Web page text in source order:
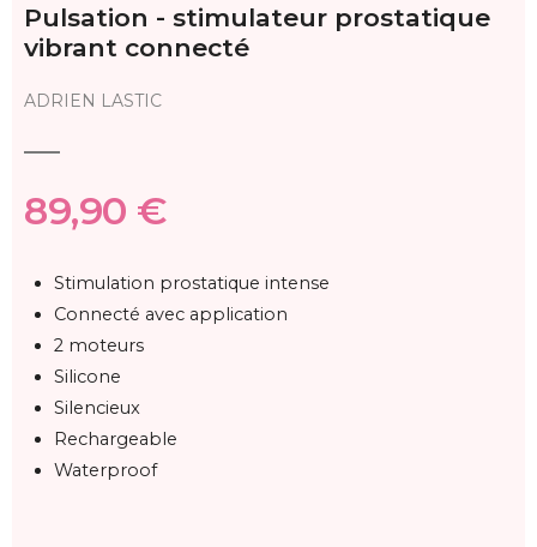
Pulsation - stimulateur prostatique
vibrant connecté
ADRIEN LASTIC
89,90 €
Stimulation prostatique intense
Connecté avec application
2 moteurs
Silicone
Silencieux
Rechargeable
Waterproof